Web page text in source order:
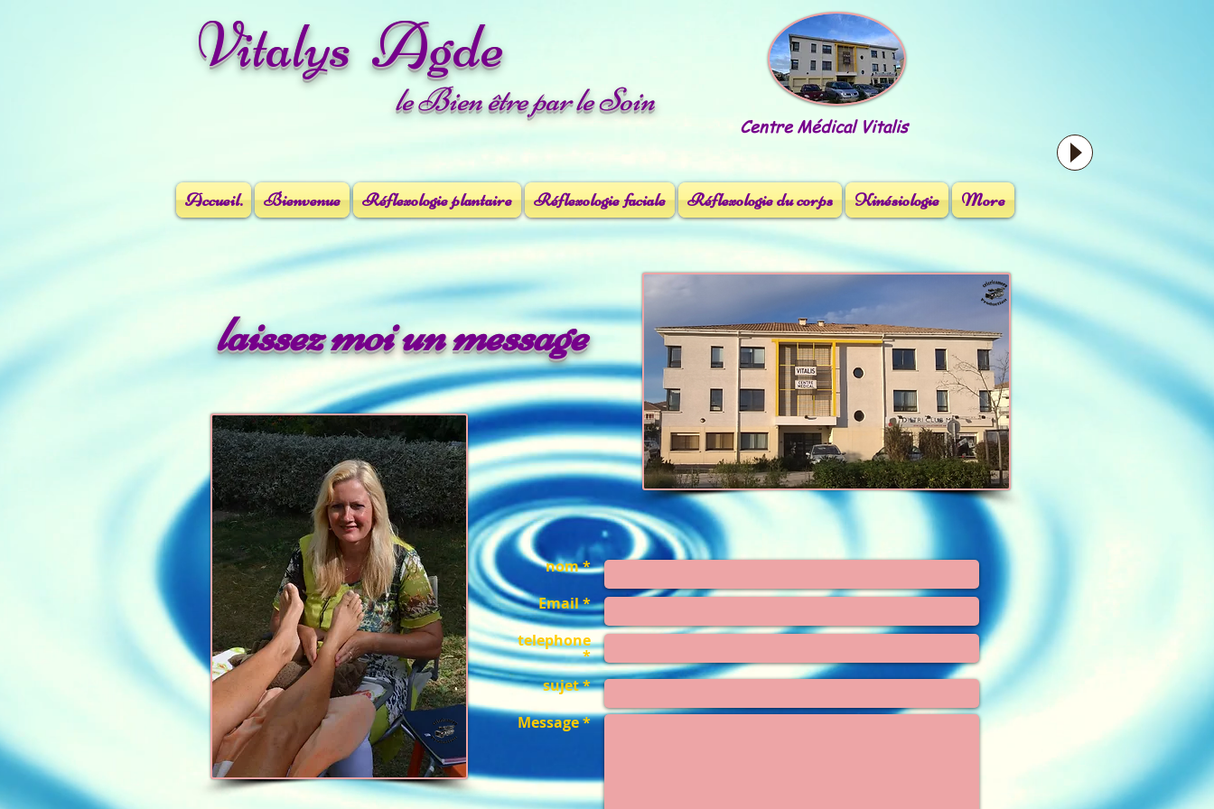
le Bien être par le Soin
Vitalys Agde
Centre Médical Vitalis
Accueil. Bienvenue Réflexologie plantaire Réflexologie faciale Réflexologie du corps Kinésiologie More
laissez moi un message
nom *
Email *
telephone
*
sujet *
Message *